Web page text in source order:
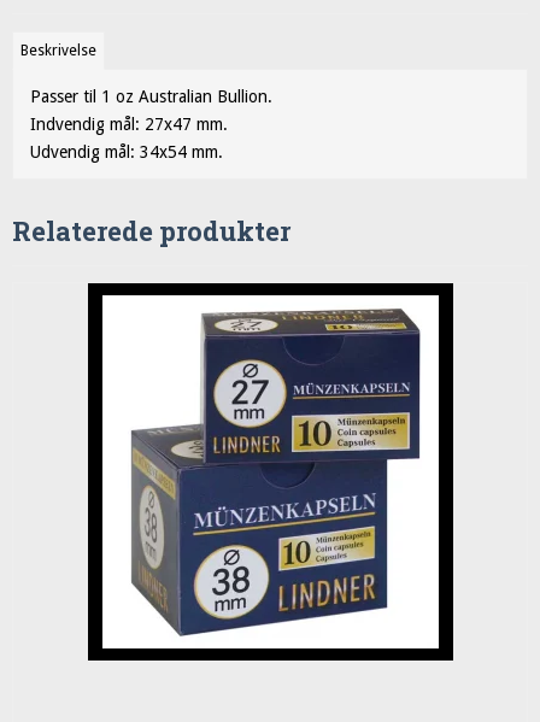
Beskrivelse
Passer til 1 oz Australian Bullion.
Indvendig mål: 27x47 mm.
Udvendig mål: 34x54 mm.
Relaterede produkter